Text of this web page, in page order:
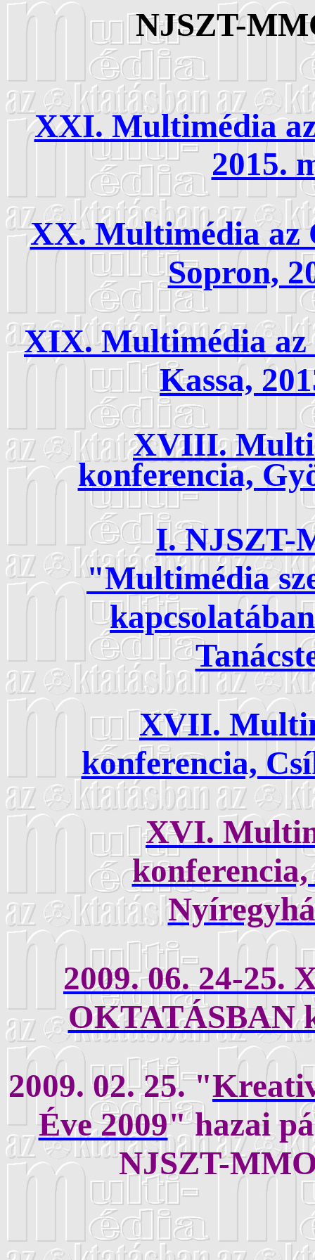
NJSZT-
XXI. Multimédia
2015.
XX. Multimédia az
Sopron,
XIX. Multimédia az
Kassa,
XVIII.
konferencia,
I. NJSZT-
"Multimédia
XVII.
konferencia,
XVI.
2009. 06. 24-
OKTATÁSBAN
2009. 02. 25. "
Éve 2009" hazai
NJSZT-